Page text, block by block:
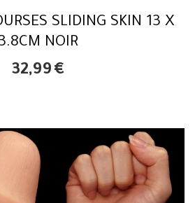
SLIDING SKIN 13 X
NOIR
32,99 €